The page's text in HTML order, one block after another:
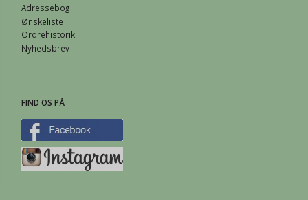
Adressebog
Ønskeliste
Ordrehistorik
Nyhedsbrev
FIND OS PÅ